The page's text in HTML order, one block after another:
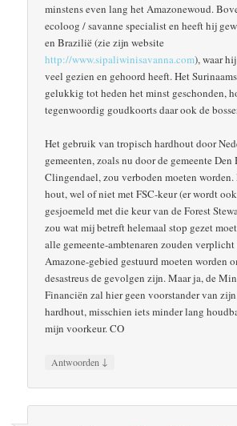
minstens even lang het Amazonewoud.
ecoloog / savanne specialist en heeft hij
en Brazilië (zie zijn website
http://www.sipaliwinisavanna.com), waar
veel gezien en gehoord heeft. Het
gelukkig tot heden het minst geschonden,
tegenwoordig goudkoorts daar ook de
Het gebruik van tropisch hardhout door
gemeenten, zoals nu door de gemeente Den
Clingendael, zou verboden moeten
hout, wel of niet met FSC-keur (er wordt
gesjoemeld met die keur van de Forest
zou wat mij betreft helemaal stop gezet
alle gemeente-ambtenaren zouden verplicht
Amazone-gebied gestuurd moeten worden
desastreus de gevolgen zijn. Maar ja, de
Financiën zal hier geen voorstander van
hardhout, misschien iets minder lang
mijn voorkeur. CO
Antwoorden ↓